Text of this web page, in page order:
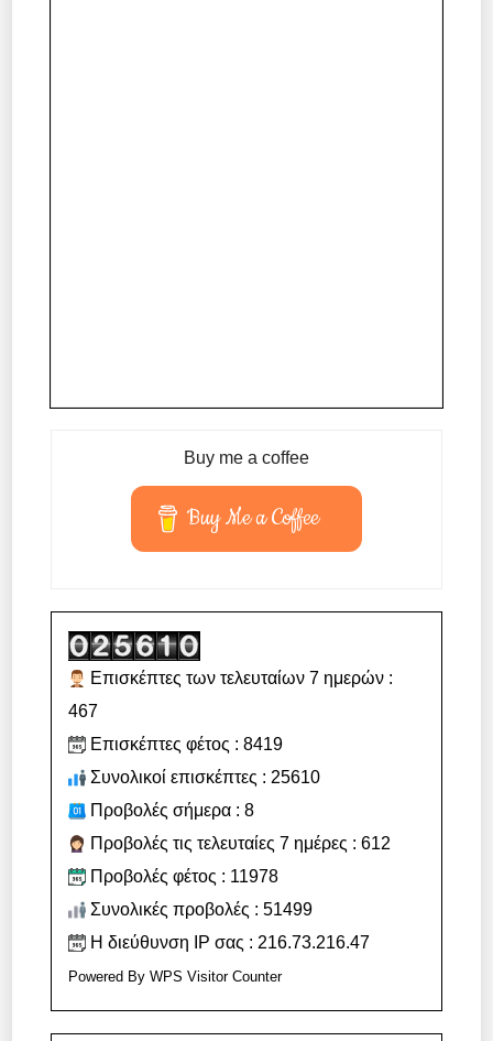
Buy me a coffee
Buy Me a Coffee
Επισκέπτες των τελευταίων 7 ημερών :
467
Επισκέπτες φέτος : 8419
Συνολικοί επισκέπτες : 25610
Προβολές σήμερα : 8
Προβολές τις τελευταίες 7 ημέρες : 612
Προβολές φέτος : 11978
Συνολικές προβολές : 51499
Η διεύθυνση IP σας : 216.73.216.47
Powered ByWPS Visitor Counter